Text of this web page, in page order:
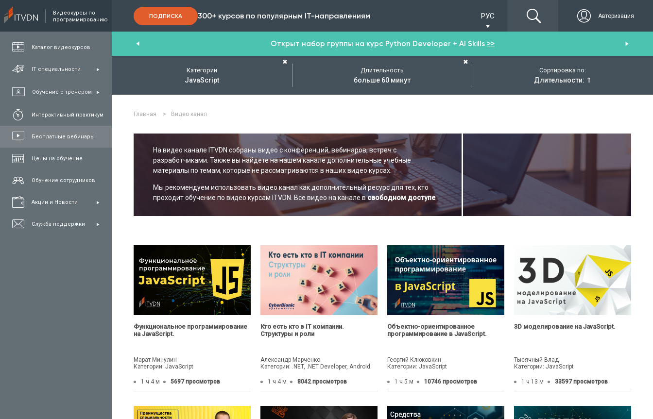
Видеокурсы по
программированию
Каталог видеокурсов
IT специальности
Обучение с тренером
Интерактивный практикум
Бесплатные вебинары
Цены на обучение
Обучение сотрудников
Акции и Новости
Служба поддержки
ПОДПИСКА 300+ курсов по популярным IT-направлениям РУС Авторизация
,FullStack Открыт набор группы на курс Python Developer + AI Skills >>
Категории
JavaScript
✖
Длительность
больше 60 минут
✖
Сортировка по:
Длительности: ⇑
Главная > Видео канал
На видео канале ITVDN собраны видео с конференций, вебинаров, встреч с
разработчиками. Также вы найдете на нашем канале дополнительные учебные
материалы по темам, которые не рассматриваются в наших видео курсах.
Мы рекомендуем использовать видео канал как дополнительный ресурс для тех, кто
проходит обучение по видео курсам ITVDN. Все видео на канале всвободном доступе.
Функциональное программирование
на JavaScript.
Марат Минулин
Категории: JavaScript
1 ч 4 м 5697 просмотров
Кто есть кто в IT компании.
Структуры и роли
Александр Марченко
Категории: .NET, .NET Developer, Android
1 ч 4 м 8042 просмотров
Объектно-ориентированное
программирование в JavaScript.
Георгий Клюковкин
Категории: JavaScript
1 ч 5 м 10746 просмотров
3D моделирование на JavaScript.
Тысячный Влад
Категории: JavaScript
1 ч 13 м 33597 просмотров